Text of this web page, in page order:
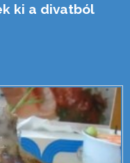
ki a divatból